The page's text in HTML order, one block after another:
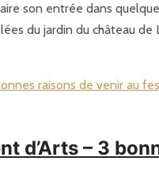
son entrée dans
du jardin du château
d’Arts – 3